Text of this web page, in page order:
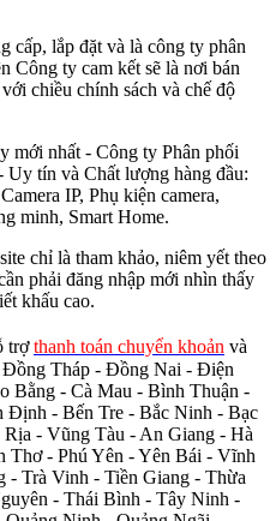
cấp, lắp đặt và là công ty phân
Công ty cam kết sẽ là nơi bán
chiều chính sách và chế độ
mới nhất - Công ty Phân phối
tín và Chất lượng hàng đầu:
IP, Phụ kiện camera,
minh, Smart Home.
chỉ là tham khảo, niêm yết theo
phải đăng nhập mới nhìn thấy
khấu cao.
trợthanh toán chuyển khoản và
Đồng Tháp - Đồng Nai - Điện
Bằng - Cà Mau - Bình Thuận -
- Bến Tre - Bắc Ninh - Bạc
- Vũng Tàu - An Giang - Hà
Thơ - Phú Yên - Yên Bái - Vĩnh
- Trà Vinh - Tiền Giang - Thừa
- Thái Bình - Tây Ninh -